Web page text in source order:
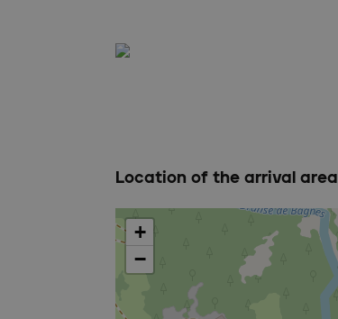
Location of the arrival area
+
−